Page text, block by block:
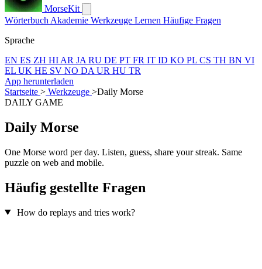
MorseKit
Wörterbuch Akademie Werkzeuge Lernen Häufige Fragen
Sprache
EN ES ZH HI AR JA RU DE PT FR IT ID KO PL CS TH BN VI
EL UK HE SV NO DA UR HU TR
App herunterladen
Startseite > Werkzeuge >Daily Morse
DAILY GAME
Daily Morse
One Morse word per day. Listen, guess, share your streak. Same
puzzle on web and mobile.
Häufig gestellte Fragen
How do replays and tries work?